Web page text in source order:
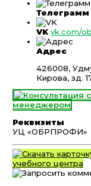
Телеграмм
VK vk.com/
Адрес
426008,
Кирова, зд.
менеджером
Реквизиты
УЦ «ОБРПРОФИ»
учебного центра